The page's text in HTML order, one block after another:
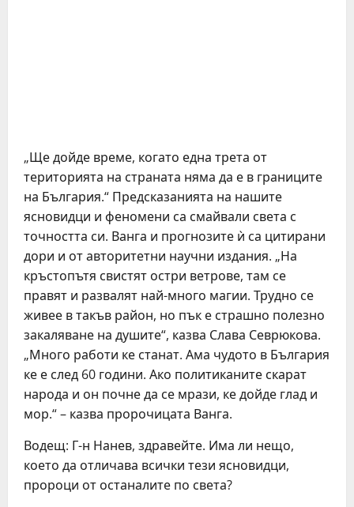
„Ще дойде време, когато една трета от
територията на страната няма да е в границите
на България.“ Предсказанията на нашите
ясновидци и феномени са смайвали света с
точността си. Ванга и прогнозите ѝ са цитирани
дори и от авторитетни научни издания. „На
кръстопътя свистят остри ветрове, там се
правят и развалят най-много магии. Трудно се
живее в такъв район, но пък е страшно полезно
закаляване на душите“, казва Слава Севрюкова.
„Много работи ке станат. Ама чудото в България
ке е след 60 години. Ако политиканите скарат
народа и он почне да се мрази, ке дойде глад и
мор.“ – казва пророчицата Ванга.
Водещ: Г-н Нанев, здравейте. Има ли нещо,
което да отличава всички тези ясновидци,
пророци от останалите по света?